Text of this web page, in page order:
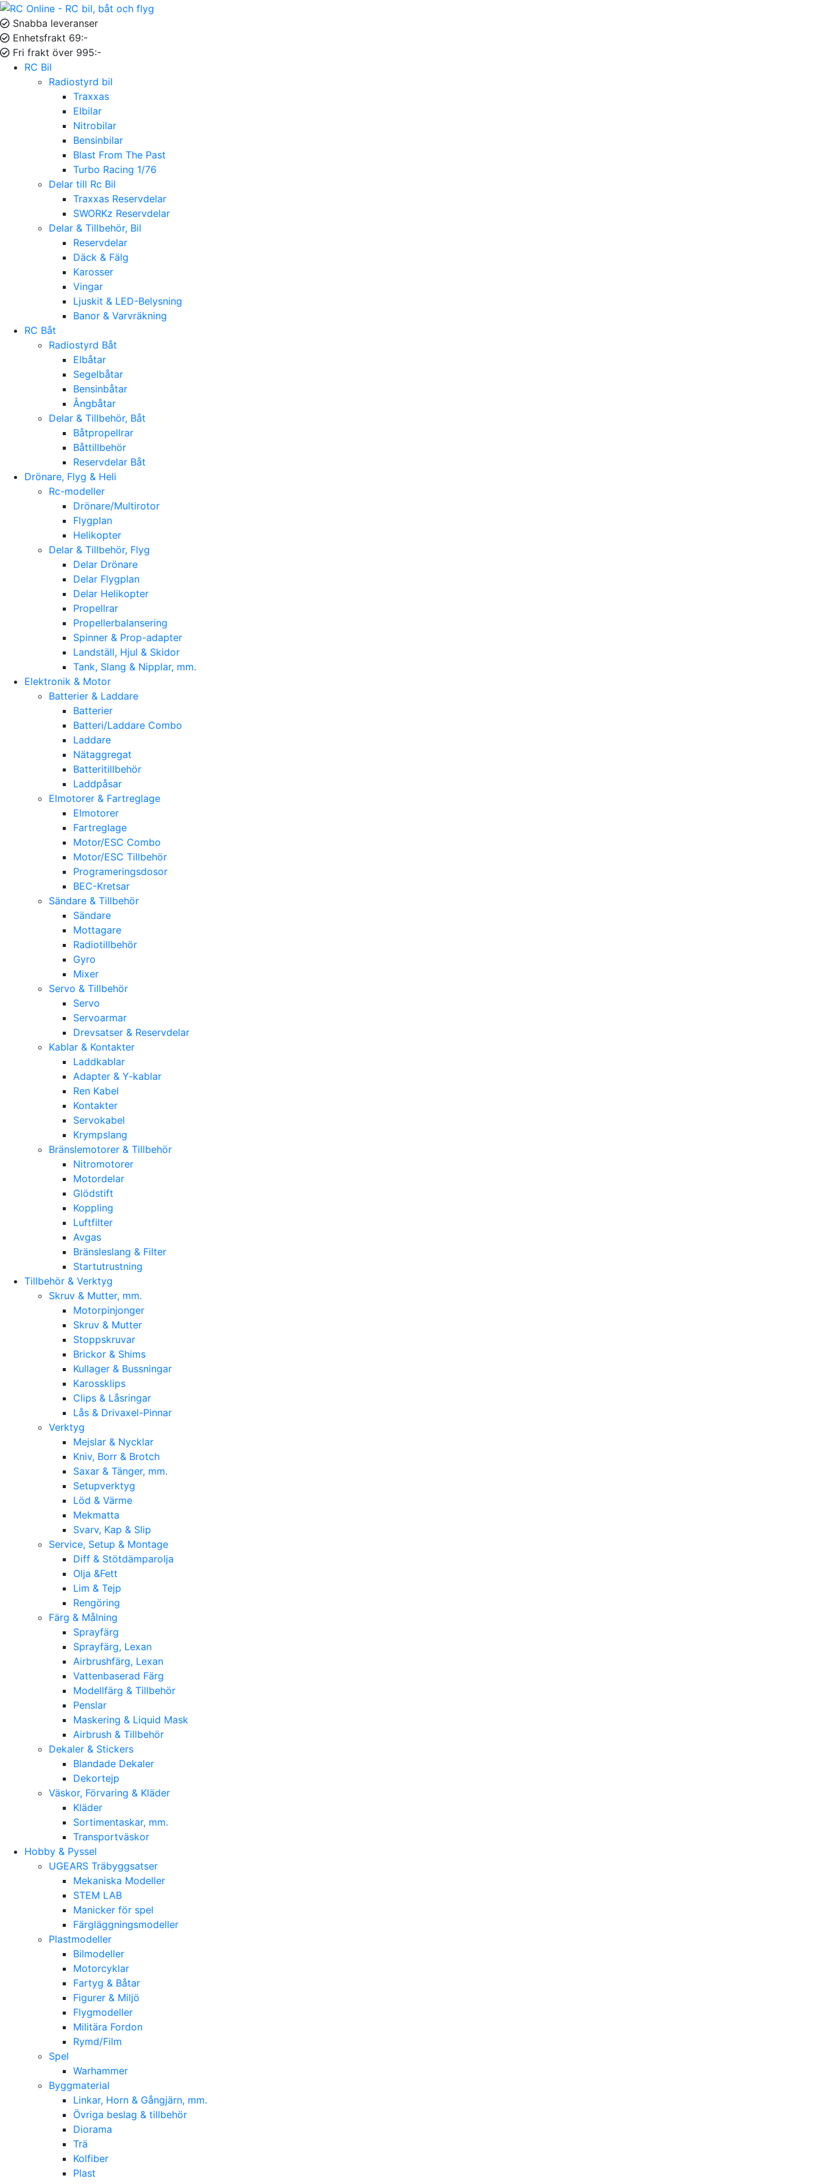
Snabba leveranser
Enhetsfrakt 69:-
Fri frakt över 995:-
RC Bil
Radiostyrd bil
Traxxas
Elbilar
Nitrobilar
Bensinbilar
Blast From The Past
Turbo Racing 1/76
Delar till Rc Bil
Traxxas Reservdelar
SWORKz Reservdelar
Delar & Tillbehör, Bil
Reservdelar
Däck & Fälg
Karosser
Vingar
Ljuskit & LED-Belysning
Banor & Varvräkning
RC Båt
Radiostyrd Båt
Elbåtar
Segelbåtar
Bensinbåtar
Ångbåtar
Delar & Tillbehör, Båt
Båtpropellrar
Båttillbehör
Reservdelar Båt
Drönare, Flyg & Heli
Rc-modeller
Drönare/Multirotor
Flygplan
Helikopter
Delar & Tillbehör, Flyg
Delar Drönare
Delar Flygplan
Delar Helikopter
Propellrar
Propellerbalansering
Spinner & Prop-adapter
Landställ, Hjul & Skidor
Tank, Slang & Nipplar, mm.
Elektronik & Motor
Batterier & Laddare
Batterier
Batteri/Laddare Combo
Laddare
Nätaggregat
Batteritillbehör
Laddpåsar
Elmotorer & Fartreglage
Elmotorer
Fartreglage
Motor/ESC Combo
Motor/ESC Tillbehör
Programeringsdosor
BEC-Kretsar
Sändare & Tillbehör
Sändare
Mottagare
Radiotillbehör
Gyro
Mixer
Servo & Tillbehör
Servo
Servoarmar
Drevsatser & Reservdelar
Kablar & Kontakter
Laddkablar
Adapter & Y-kablar
Ren Kabel
Kontakter
Servokabel
Krympslang
Bränslemotorer & Tillbehör
Nitromotorer
Motordelar
Glödstift
Koppling
Luftfilter
Avgas
Bränsleslang & Filter
Startutrustning
Tillbehör & Verktyg
Skruv & Mutter, mm.
Motorpinjonger
Skruv & Mutter
Stoppskruvar
Brickor & Shims
Kullager & Bussningar
Karossklips
Clips & Låsringar
Lås & Drivaxel-Pinnar
Verktyg
Mejslar & Nycklar
Kniv, Borr & Brotch
Saxar & Tänger, mm.
Setupverktyg
Löd & Värme
Mekmatta
Svarv, Kap & Slip
Service, Setup & Montage
Diff & Stötdämparolja
Olja &Fett
Lim & Tejp
Rengöring
Färg & Målning
Sprayfärg
Sprayfärg, Lexan
Airbrushfärg, Lexan
Vattenbaserad Färg
Modellfärg & Tillbehör
Penslar
Maskering & Liquid Mask
Airbrush & Tillbehör
Dekaler & Stickers
Blandade Dekaler
Dekortejp
Väskor, Förvaring & Kläder
Kläder
Sortimentaskar, mm.
Transportväskor
Hobby & Pyssel
UGEARS Träbyggsatser
Mekaniska Modeller
STEM LAB
Manicker för spel
Färgläggningsmodeller
Plastmodeller
Bilmodeller
Motorcyklar
Fartyg & Båtar
Figurer & Miljö
Flygmodeller
Militära Fordon
Rymd/Film
Spel
Warhammer
Byggmaterial
Linkar, Horn & Gångjärn, mm.
Övriga beslag & tillbehör
Diorama
Trä
Kolfiber
Plast